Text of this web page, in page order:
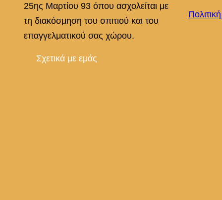
25ης Μαρτίου 93 όπου ασχολείται με
τη διακόσμηση του σπιτιού και του
επαγγελματικού σας χώρου.
Σχετικά με εμάς